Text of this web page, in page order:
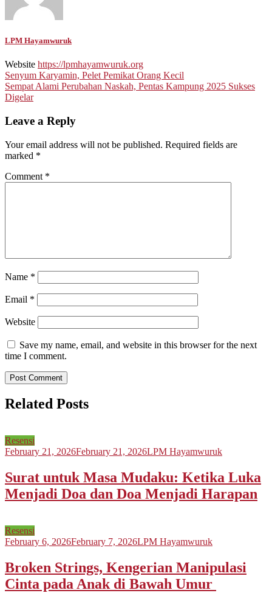
LPM Hayamwuruk
Website https://lpmhayamwuruk.org
Post
navigation
Senyum Karyamin, Pelet Pemikat Orang Kecil
Sempat Alami Perubahan Naskah, Pentas Kampung 2025 Sukses
Digelar
Leave a Reply
Your email address will not be published. Required fields are
marked *
Comment *
Name *
Email *
Website
Save my name, email, and website in this browser for the next
time I comment.
Related Posts
Resensi
February 21, 2026February 21, 2026LPM Hayamwuruk
Surat untuk Masa Mudaku: Ketika Luka
Menjadi Doa dan Doa Menjadi Harapan
Resensi
February 6, 2026February 7, 2026LPM Hayamwuruk
Broken Strings, Kengerian Manipulasi
Cinta pada Anak di Bawah Umur